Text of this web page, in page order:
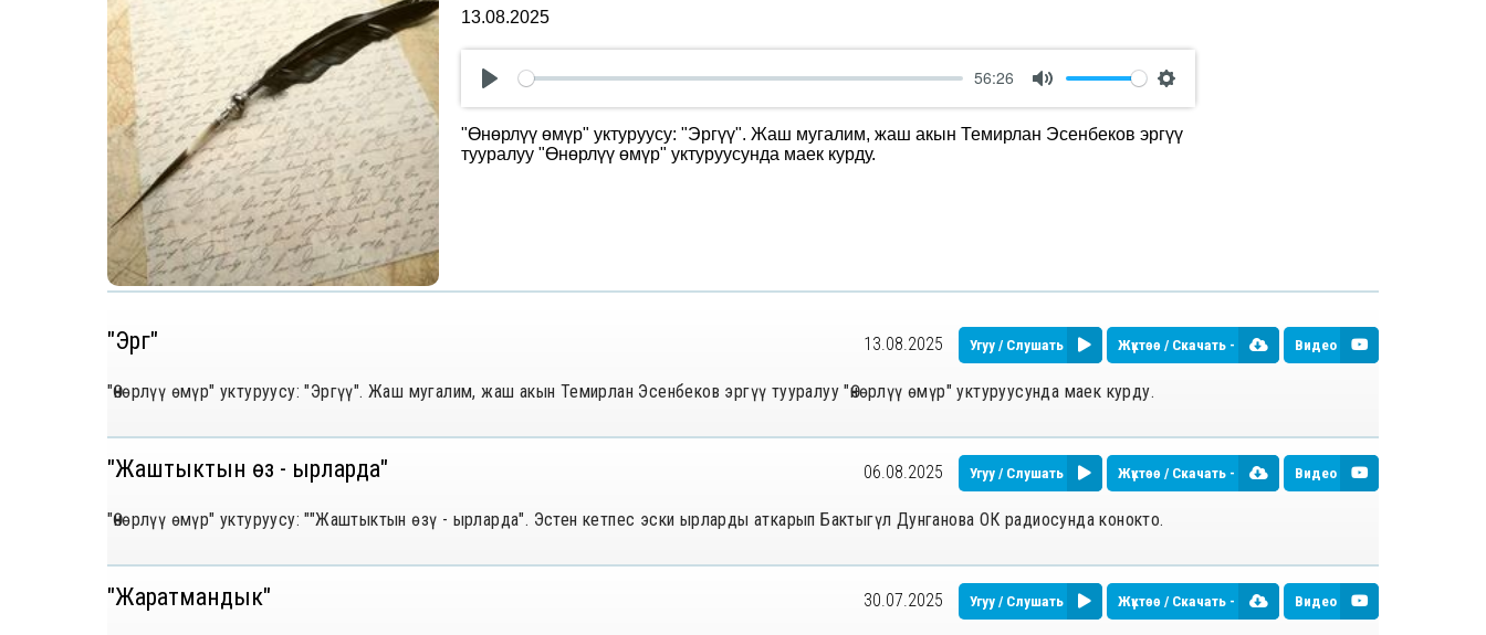
13.08.2025
Play
56:26
Mute Settings
"Өнөрлүү өмүр" уктуруусу: "Эргүү". Жаш мугалим, жаш акын Темирлан Эсенбеков эргүү
тууралуу "Өнөрлүү өмүр" уктуруусунда маек курду.
"Эргүү" 13.08.2025 Угуу / Слушать Жүктөө / Скачать - Видео
"Өнөрлүү өмүр" уктуруусу: "Эргүү". Жаш мугалим, жаш акын Темирлан Эсенбеков эргүү тууралуу "Өнөрлүү өмүр" уктуруусунда маек курду.
"Жаштыктын өзү - ырларда" 06.08.2025 Угуу / Слушать Жүктөө / Скачать - Видео
"Өнөрлүү өмүр" уктуруусу: ""Жаштыктын өзү - ырларда". Эстен кетпес эски ырларды аткарып Бактыгүл Дунганова ОК радиосунда конокто.
"Жаратмандык" 30.07.2025 Угуу / Слушать Жүктөө / Скачать - Видео